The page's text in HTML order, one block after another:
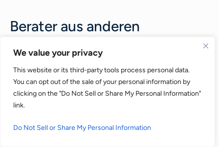
We value your privacy
This website or its third-party tools process personal data.
You can opt out of the sale of your personal information by
clicking on the "Do Not Sell or Share My Personal Information"
link.
Do Not Sell or Share My Personal Information
Berater aus anderen
Berater für Digitales Produkt Management +
Cloud Services Berater
Digital Marketing Berater